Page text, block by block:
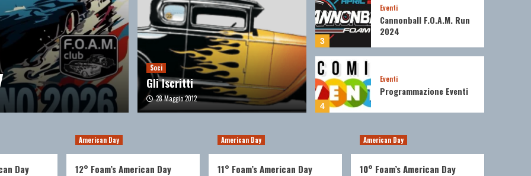
Eventi
Cannonball FOAM Run 2025
7 Aprile 2025
Soci
Gli Iscritti
28 Maggio 2012
3
Eventi
Cannonball F.O.A.M. Run
2024
4
Eventi
Programmazione Eventi
Eventi
Foam on the road 2022
Day
American Day
12° Foam’s American Day
American Day
11° Foam’s American Day
American Day
10° Foam’s American Day